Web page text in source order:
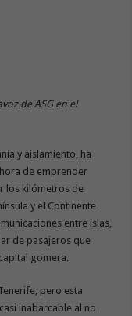
de ASG en el
y aislamiento, ha
de emprender
los kilómetros de
y el Continente
entre islas,
de pasajeros que
gomera.
pero esta
inabarcable al no